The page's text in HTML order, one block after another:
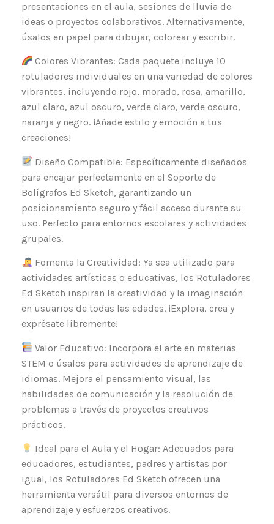
presentaciones en el aula, sesiones de lluvia de
ideas o proyectos colaborativos. Alternativamente,
úsalos en papel para dibujar, colorear y escribir.
Colores Vibrantes: Cada paquete incluye 10
rotuladores individuales en una variedad de colores
vibrantes, incluyendo rojo, morado, rosa, amarillo,
azul claro, azul oscuro, verde claro, verde oscuro,
naranja y negro. ¡Añade estilo y emoción a tus
creaciones!
Diseño Compatible: Específicamente diseñados
para encajar perfectamente en el Soporte de
Bolígrafos Ed Sketch, garantizando un
posicionamiento seguro y fácil acceso durante su
uso. Perfecto para entornos escolares y actividades
grupales.
Fomenta la Creatividad: Ya sea utilizado para
actividades artísticas o educativas, los Rotuladores
Ed Sketch inspiran la creatividad y la imaginación
en usuarios de todas las edades. ¡Explora, crea y
exprésate libremente!
Valor Educativo: Incorpora el arte en materias
STEM o úsalos para actividades de aprendizaje de
idiomas. Mejora el pensamiento visual, las
habilidades de comunicación y la resolución de
problemas a través de proyectos creativos
prácticos.
Ideal para el Aula y el Hogar: Adecuados para
educadores, estudiantes, padres y artistas por
igual, los Rotuladores Ed Sketch ofrecen una
herramienta versátil para diversos entornos de
aprendizaje y esfuerzos creativos.